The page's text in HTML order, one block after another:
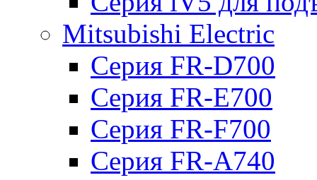
Mitsubishi Electric
Серия FR-D700
Серия FR-E700
Серия FR-F700
Серия FR-А740